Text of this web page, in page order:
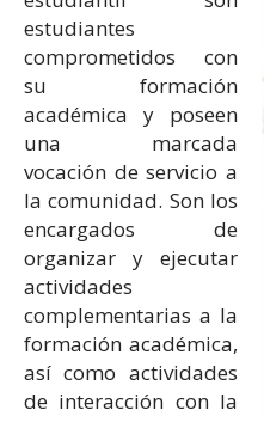
estudiantes
comprometidos con
su formación
académica y poseen
una marcada
vocación de servicio a
la comunidad. Son los
encargados de
organizar y ejecutar
actividades
complementarias a la
formación académica,
así como actividades
de interacción con la